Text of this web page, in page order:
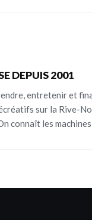
DEPUIS 2001
entretenir et
sur la Rive-
connaît les machines